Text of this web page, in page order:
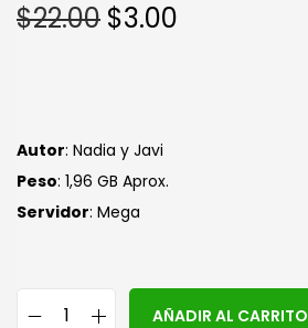
$22.00 $3.00
Autor: Nadia y Javi
Peso: 1,96 GB Aprox.
Servidor: Mega
AÑADIR AL CARRITO